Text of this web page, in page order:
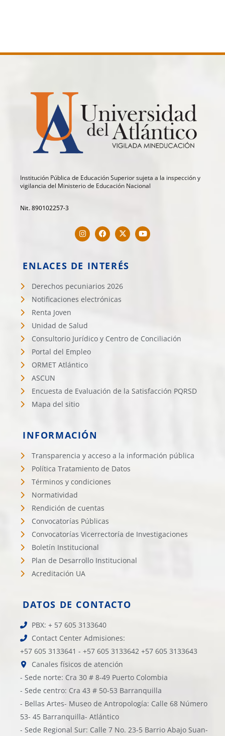
Institución Pública de Educación Superior sujeta a la inspección y
vigilancia del Ministerio de Educación Nacional
Nit. 890102257-3
ENLACES DE INTERÉS
Derechos pecuniarios 2026
Notificaciones electrónicas
Renta Joven
Unidad de Salud
Consultorio Jurídico y Centro de Conciliación
Portal del Empleo
ORMET Atlántico
ASCUN
Encuesta de Evaluación de la Satisfacción PQRSD
Mapa del sitio
INFORMACIÓN
Transparencia y acceso a la información pública
Política Tratamiento de Datos
Términos y condiciones
Normatividad
Rendición de cuentas
Convocatorías Públicas
Convocatorías Vicerrectoría de Investigaciones
Boletín Institucional
Plan de Desarrollo Institucional
Acreditación UA
DATOS DE CONTACTO
PBX: + 57 605 3133640
Contact Center Admisiones:
+57 605 3133641 - +57 605 3133642 +57 605 3133643
Canales físicos de atención
- Sede norte: Cra 30 # 8-49 Puerto Colombia
- Sede centro: Cra 43 # 50-53 Barranquilla
- Bellas Artes- Museo de Antropología: Calle 68 Número
53- 45 Barranquilla- Atlántico
- Sede Regional Sur: Calle 7 No. 23-5 Barrio Abajo Suan-